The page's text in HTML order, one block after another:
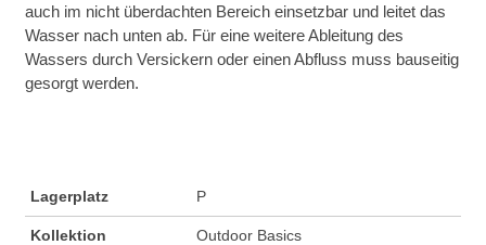
auch im nicht überdachten Bereich einsetzbar und leitet das
Wasser nach unten ab. Für eine weitere Ableitung des
Wassers durch Versickern oder einen Abfluss muss bauseitig
gesorgt werden.
Lagerplatz P
Kollektion Outdoor Basics